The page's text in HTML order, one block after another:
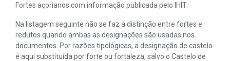
Fortes açorianos com informação publicada pelo IHIT.
Na listagem seguinte não se faz a distinção entre fortes e
redutos quando ambas as designações são usadas nos
documentos. Por razões tipológicas, a designação de castelo
é aqui substituída por forte ou fortaleza, salvo o Castelo de